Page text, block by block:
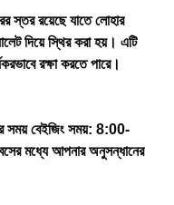
স্তর রয়েছে যাতে লোহার
দিয়ে স্থির করা হয়। এটি
রক্ষা করতে পারে।
সময় বেইজিং সময়: 8:00-
মধ্যে আপনার অনুসন্ধানের